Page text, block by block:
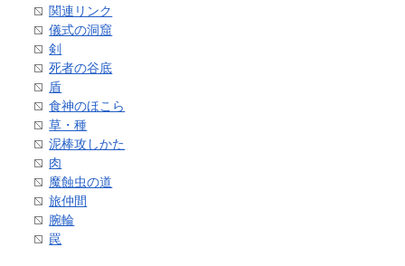
関連リンク
儀式の洞窟
剣
死者の谷底
盾
食神のほこら
草・種
泥棒攻しかた
肉
魔蝕虫の道
旅仲間
腕輪
罠